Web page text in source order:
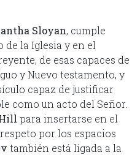
Sloyan, cumple
la Iglesia y en el
de esas capaces de
y Nuevo testamento, y
capaz de justificar
como un acto del Señor.
para insertarse en el
por los espacios
también está ligada a la